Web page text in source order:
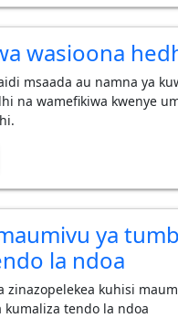
wasioona
msaada au namna ya
na wamefikiwa kwenye
ya
la ndoa
zinazopelekea kuhisi
kumaliza tendo la ndoa